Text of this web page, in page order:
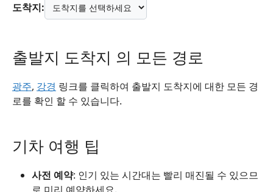
도착지:
출발지 도착지 의 모든 경로
광주, 강경 링크를 클릭하여 출발지 도착지에 대한 모든 경
로를 확인 할 수 있습니다.
기차 여행 팁
사전 예약: 인기 있는 시간대는 빨리 매진될 수 있으므